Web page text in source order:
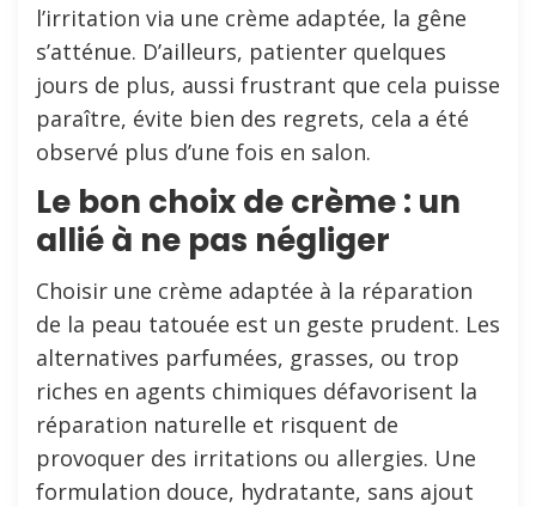
l’irritation via une crème adaptée, la gêne
s’atténue. D’ailleurs, patienter quelques
jours de plus, aussi frustrant que cela puisse
paraître, évite bien des regrets, cela a été
observé plus d’une fois en salon.
Le bon choix de crème : un
allié à ne pas négliger
Choisir une crème adaptée à la réparation
de la peau tatouée est un geste prudent. Les
alternatives parfumées, grasses, ou trop
riches en agents chimiques défavorisent la
réparation naturelle et risquent de
provoquer des irritations ou allergies. Une
formulation douce, hydratante, sans ajout